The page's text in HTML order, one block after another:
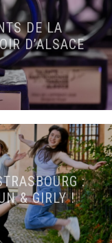
DE LA
D’ALSACE
:
& GIRLY !